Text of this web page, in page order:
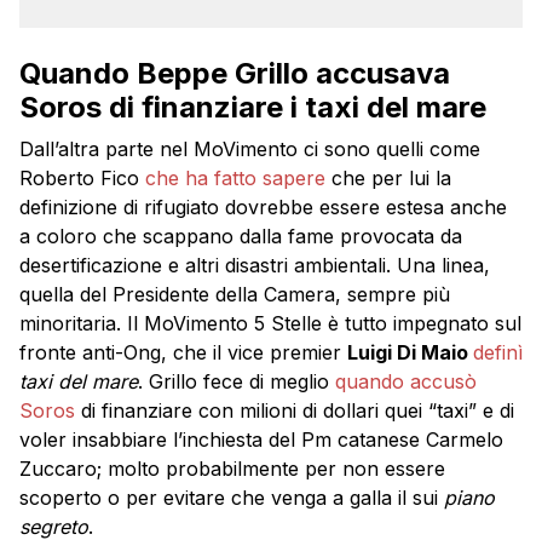
Quando Beppe Grillo accusava
Soros di finanziare i taxi del mare
Dall’altra parte nel MoVimento ci sono quelli come
Roberto Fico che ha fatto sapere che per lui la
definizione di rifugiato dovrebbe essere estesa anche
a coloro che scappano dalla fame provocata da
desertificazione e altri disastri ambientali. Una linea,
quella del Presidente della Camera, sempre più
minoritaria. Il MoVimento 5 Stelle è tutto impegnato sul
fronte anti-Ong, che il vice premier Luigi Di Maio definì
taxi del mare. Grillo fece di meglio quando accusò
Soros di finanziare con milioni di dollari quei “taxi” e di
voler insabbiare l’inchiesta del Pm catanese Carmelo
Zuccaro; molto probabilmente per non essere
scoperto o per evitare che venga a galla il sui piano
segreto.